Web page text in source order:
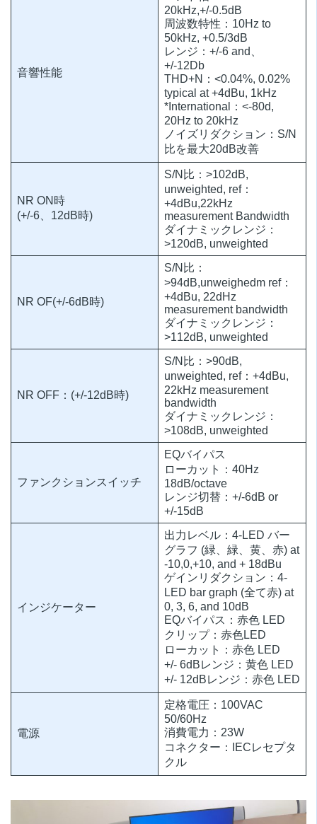
音響性能
20kHz,+/-0.5dB
周波数特性：10Hz to
50kHz, +0.5/3dB
レンジ：+/-6 and、
+/-12Db
THD+N：<0.04%, 0.02%
typical at +4dBu, 1kHz
*International：<-80d,
20Hz to 20kHz
ノイズリダクション：S/N
比を最大20dB改善
NR ON時
(+/-6、12dB時)
S/N比：>102dB,
unweighted, ref：
+4dBu,22kHz
measurement Bandwidth
ダイナミックレンジ：
>120dB, unweighted
NR OF(+/-6dB時)
S/N比：
>94dB,unweighedm ref：
+4dBu, 22dHz
measurement bandwidth
ダイナミックレンジ：
>112dB, unweighted
NR OFF：(+/-12dB時)
S/N比：>90dB,
unweighted, ref：+4dBu,
22kHz measurement
bandwidth
ダイナミックレンジ：
>108dB, unweighted
ファンクションスイッチ
EQバイパス
ローカット：40Hz
18dB/octave
レンジ切替：+/-6dB or
+/-15dB
インジケーター
出力レベル：4-LED バー
グラフ (緑、緑、黄、赤) at
-10,0,+10, and + 18dBu
ゲインリダクション：4-
LED bar graph (全て赤) at
0, 3, 6, and 10dB
EQバイパス：赤色 LED
クリップ：赤色LED
ローカット：赤色 LED
+/- 6dBレンジ：黄色 LED
+/- 12dBレンジ：赤色 LED
電源
定格電圧：100VAC
50/60Hz
消費電力：23W
コネクター：IECレセプタ
クル